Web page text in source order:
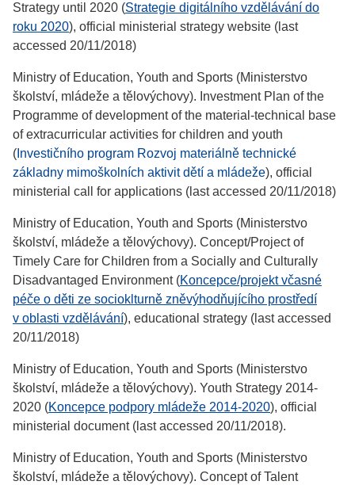
Strategy until 2020 (Strategie digitálního vzdělávání do
roku 2020), official ministerial strategy website (last
accessed 20/11/2018)
Ministry of Education, Youth and Sports (Ministerstvo
školství, mládeže a tělovýchovy). Investment Plan of the
Programme of development of the material-technical base
of extracurricular activities for children and youth
( Investičního program Rozvoj materiálně technické
základny mimoškolních aktivit dětí a mládeže), official
ministerial call for applications (last accessed 20/11/2018)
Ministry of Education, Youth and Sports (Ministerstvo
školství, mládeže a tělovýchovy). Concept/Project of
Timely Care for Children from a Socially and Culturally
Disadvantaged Environment (Koncepce/projekt včasné
péče o děti ze socioklturně zněvýhodňujícího prostředí
v oblasti vzdělávání), educational strategy (last accessed
20/11/2018)
Ministry of Education, Youth and Sports (Ministerstvo
školství, mládeže a tělovýchovy). Youth Strategy 2014-
2020 (Koncepce podpory mládeže 2014-2020), official
ministerial document (last accessed 20/11/2018).
Ministry of Education, Youth and Sports (Ministerstvo
školství, mládeže a tělovýchovy). Concept of Talent